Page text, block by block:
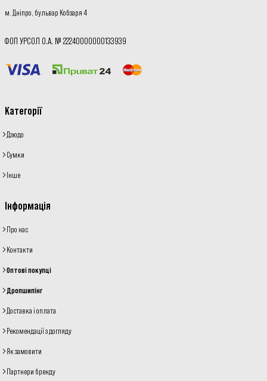
м. Дніпро, бульвар Кобзаря 4
ФОП УРСОЛ О.А. № 22240000000133939
Категорії
Дзюдо
Сумки
Інше
Інформація
Про нас
Контакти
Оптові покупці
Дропшипінг
Доставка і оплата
Рекомендації з догляду
Як замовити
Партнери бренду